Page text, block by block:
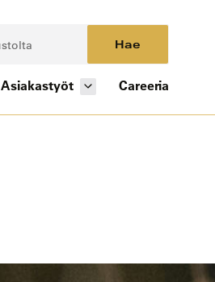
Hae
Asiakastyöt Careeria